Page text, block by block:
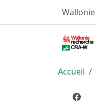
Wallonie
Accueil